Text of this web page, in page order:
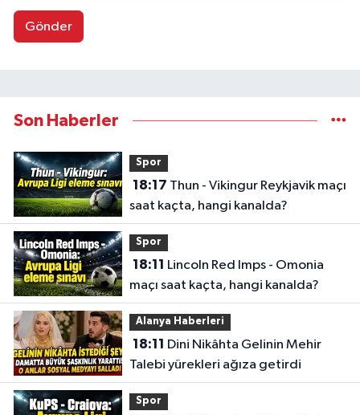
Gönder
Son Haberler
Spor
18:17
saat kaçta, hangi kanalda?
Spor
18:11
maçı saat kaçta, hangi kanalda?
Alanya Haberleri
18:11
Talebi yürekleri ağıza getirdi
Spor